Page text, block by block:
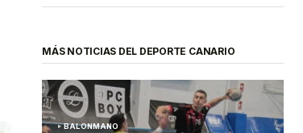
MÁS NOTICIAS DEL DEPORTE CANARIO
BALONMANO